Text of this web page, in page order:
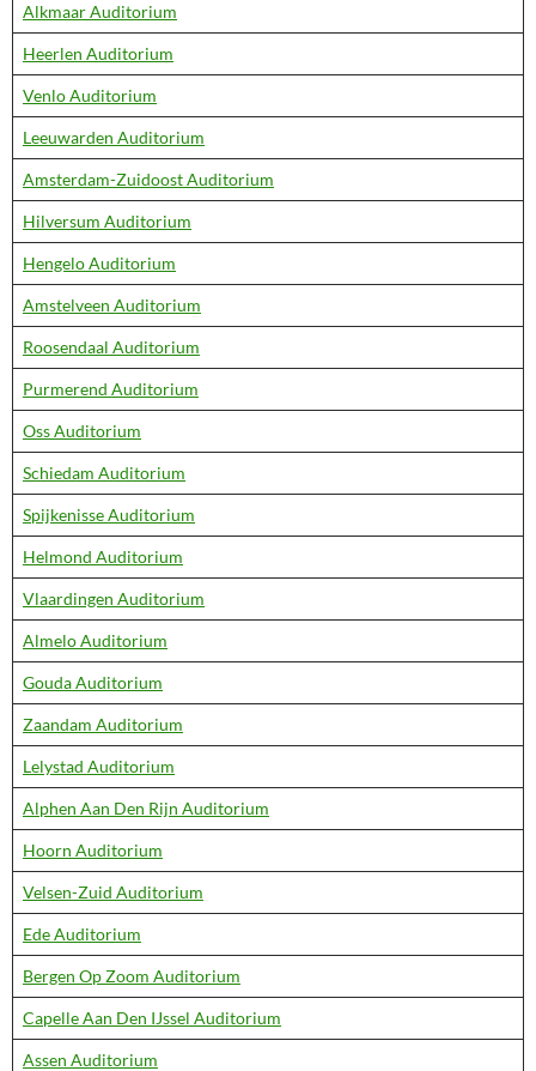
Alkmaar Auditorium
Heerlen Auditorium
Venlo Auditorium
Leeuwarden Auditorium
Amsterdam-Zuidoost Auditorium
Hilversum Auditorium
Hengelo Auditorium
Amstelveen Auditorium
Roosendaal Auditorium
Purmerend Auditorium
Oss Auditorium
Schiedam Auditorium
Spijkenisse Auditorium
Helmond Auditorium
Vlaardingen Auditorium
Almelo Auditorium
Gouda Auditorium
Zaandam Auditorium
Lelystad Auditorium
Alphen Aan Den Rijn Auditorium
Hoorn Auditorium
Velsen-Zuid Auditorium
Ede Auditorium
Bergen Op Zoom Auditorium
Capelle Aan Den IJssel Auditorium
Assen Auditorium